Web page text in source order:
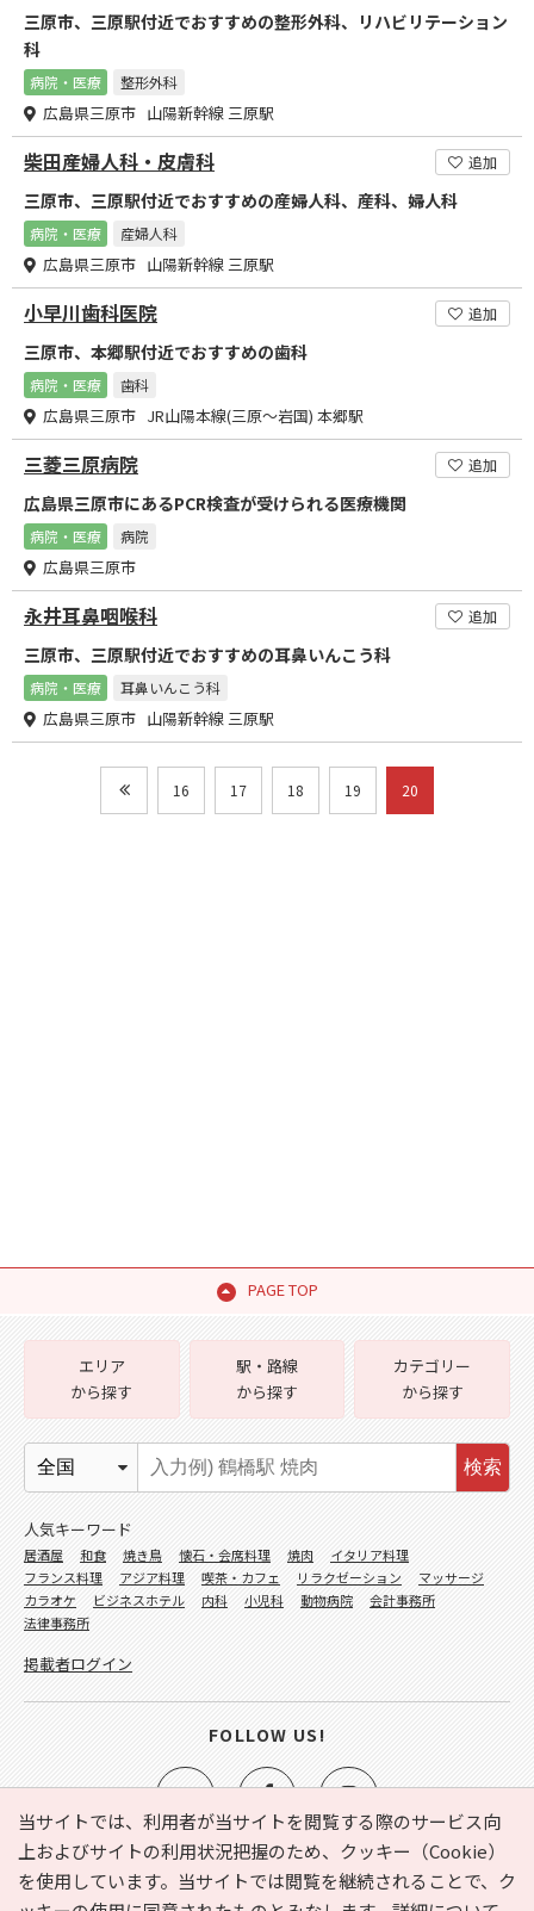
三原市、三原駅付近でおすすめの整形外科、リハビリテーション
科
病院・医療 整形外科
広島県三原市 山陽新幹線 三原駅
柴田産婦人科・皮膚科 追加
三原市、三原駅付近でおすすめの産婦人科、産科、婦人科
病院・医療 産婦人科
広島県三原市 山陽新幹線 三原駅
小早川歯科医院 追加
三原市、本郷駅付近でおすすめの歯科
病院・医療 歯科
広島県三原市 JR山陽本線(三原～岩国) 本郷駅
三菱三原病院 追加
広島県三原市にあるPCR検査が受けられる医療機関
病院・医療 病院
広島県三原市
永井耳鼻咽喉科 追加
三原市、三原駅付近でおすすめの耳鼻いんこう科
病院・医療 耳鼻いんこう科
広島県三原市 山陽新幹線 三原駅
16 17 18 19 20
PAGE TOP
当サイトでは、利用者が当サイトを閲覧する際のサービス向
上およびサイトの利用状況把握のため、クッキー（Cookie）
を使用しています。当サイトでは閲覧を継続されることで、ク
e-NAVITA（イーナビタ）とは？ お気に入り
ヘルプ
エリア
から探す
駅・路線
から探す
カテゴリー
から探す
検索
人気キーワード
居酒屋 和食 焼き鳥 懐石・会席料理 焼肉
イタリア料理
フランス料理
アジア料理 喫茶・カフェ リラクゼーション
マッサージ
カラオケ
ビジネスホテル 内科 小児科 動物病院
会計事務所
法律事務所
掲載者ログイン
FOLLOW US!